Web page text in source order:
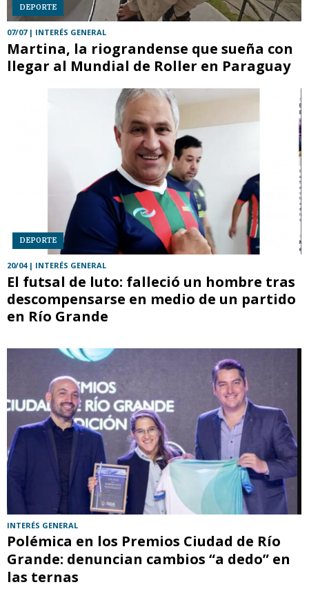
DEPORTE
07/07| INTERÉS GENERAL
Martina, la riograndense que sueña con
llegar al Mundial de Roller en Paraguay
DEPORTE
20/04| INTERÉS GENERAL
El futsal de luto: falleció un hombre tras
descompensarse en medio de un partido
en Río Grande
INTERÉS GENERAL
Polémica en los Premios Ciudad de Río
Grande: denuncian cambios “a dedo” en
las ternas